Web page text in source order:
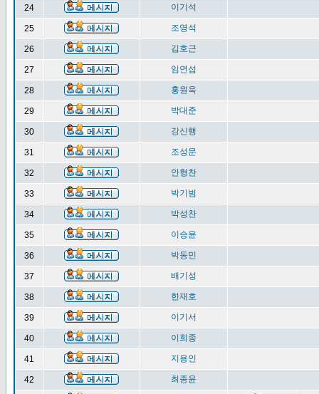
24 이기석
25 조영석
26 김호근
27 임연섭
28 홍원욱
29 박대준
30 강신행
31 조성문
32 안형찬
33 박기범
34 박성찬
35 이승윤
36 박동민
37 배기성
38 한재호
39 이기서
40 이희종
41 지용인
42 최종윤